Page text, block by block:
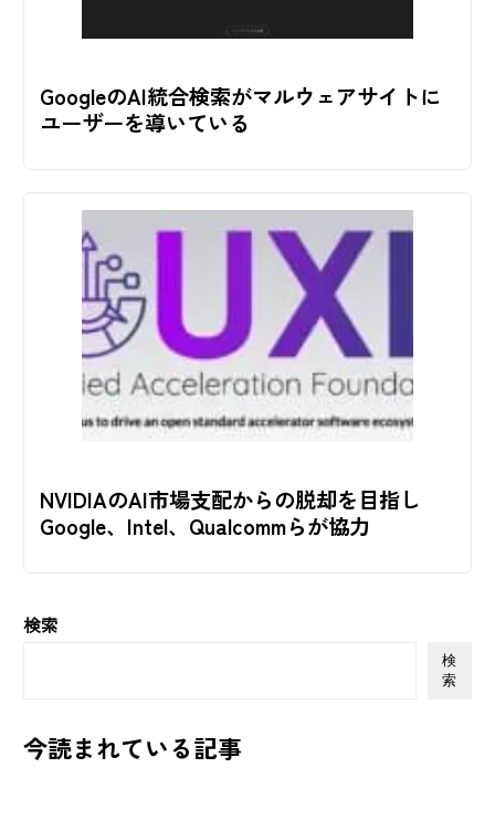
GoogleのAI統合検索がマルウェアサイトに
ユーザーを導いている
NVIDIAのAI市場支配からの脱却を目指し
Google、Intel、Qualcommらが協力
検索
検
索
今読まれている記事